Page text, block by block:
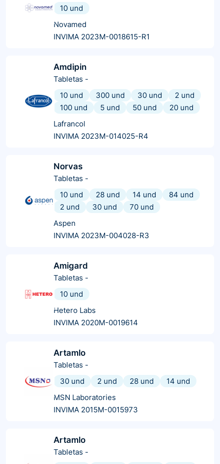
10 und
Novamed
INVIMA 2023M-0018615-R1
Amdipin
Tabletas -
10 und
300 und 30 und
2 und
100 und
5 und 50 und
20 und
Lafrancol
INVIMA 2023M-014025-R4
Norvas
Tabletas -
10 und
28 und 14 und
84 und
2 und
30 und
70 und
Aspen
INVIMA 2023M-004028-R3
Amigard
Tabletas -
10 und
Hetero Labs
INVIMA 2020M-0019614
Artamlo
Tabletas -
30 und
2 und 28 und
14 und
MSN Laboratories
INVIMA 2015M-0015973
Artamlo
Tabletas -